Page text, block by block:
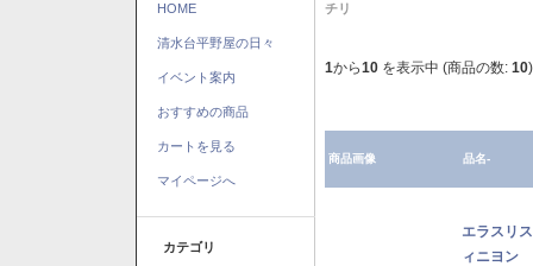
HOME
清水台平野屋の日々
イベント案内
おすすめの商品
カートを見る
マイページへ
カテゴリ
チリ
1から10 を表示中 (商品の数: 10)
商品画像 品名-
エラスリ
ィニヨン